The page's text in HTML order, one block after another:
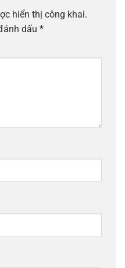
hiển thị công khai.
dấu *